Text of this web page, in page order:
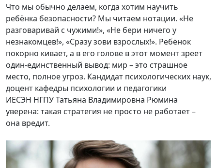
Что мы обычно делаем, когда хотим научить
ребёнка безопасности? Мы читаем нотации. «Не
разговаривай с чужими!», «Не бери ничего у
незнакомцев!», «Сразу зови взрослых!». Ребёнок
покорно кивает, а в его голове в этот момент зреет
один-единственный вывод: мир – это страшное
место, полное угроз. Кандидат психологических наук,
доцент кафедры психологии и педагогики
ИЕСЭН НГПУ Татьяна Владимировна Рюмина
уверена: такая стратегия не просто не работает –
она вредит.